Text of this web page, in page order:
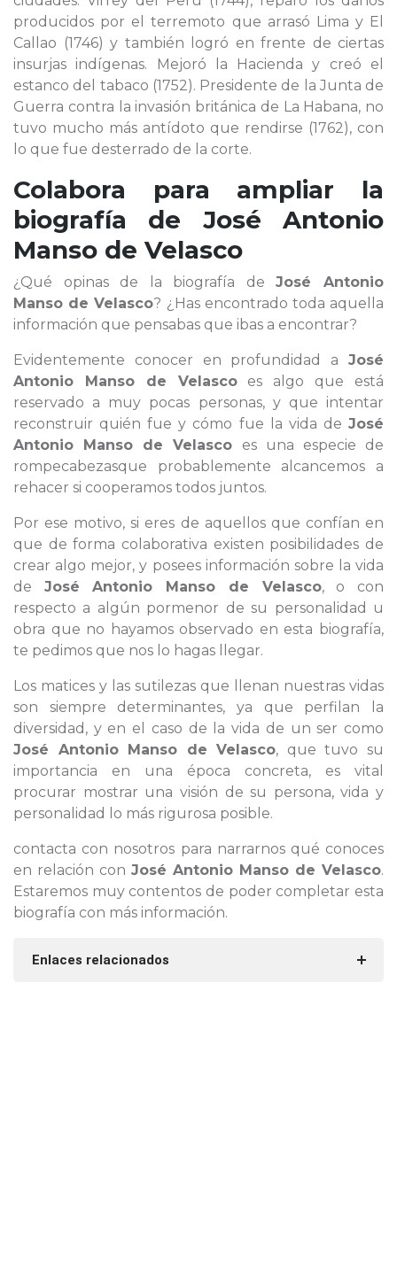
producidos por el terremoto que arrasó Lima y El
Callao (1746) y también logró en frente de ciertas
insurjas indígenas. Mejoró la Hacienda y creó el
estanco del tabaco (1752). Presidente de la Junta de
Guerra contra la invasión británica de La Habana, no
tuvo mucho más antídoto que rendirse (1762), con
lo que fue desterrado de la corte.
Colabora para ampliar la
biografía de José Antonio
Manso de Velasco
¿Qué opinas de la biografía deJosé Antonio
Manso de Velasco? ¿Has encontrado toda aquella
información que pensabas que ibas a encontrar?
Evidentemente conocer en profundidad a José
Antonio Manso de Velascoes algo que está
reservado a muy pocas personas, y que intentar
reconstruir quién fue y cómo fue la vida de José
Antonio Manso de Velasco es una especie de
rompecabezasque probablemente alcancemos a
rehacer si cooperamos todos juntos.
Por ese motivo, si eres de aquellos que confían en
que de forma colaborativa existen posibilidades de
crear algo mejor, y posees información sobre la vida
de José Antonio Manso de Velasco, o con
respecto a algún pormenor de su personalidad u
obra que no hayamos observado en esta biografía,
te pedimos que nos lo hagas llegar.
Los matices y las sutilezas que llenan nuestras vidas
son siempre determinantes, ya que perfilan la
diversidad, y en el caso de la vida de un ser como
José Antonio Manso de Velasco, que tuvo su
importancia en una época concreta, es vital
procurar mostrar una visión de su persona, vida y
personalidad lo más rigurosa posible.
contacta con nosotros para narrarnos qué conoces
en relación con José Antonio Manso de Velasco.
Estaremos muy contentos de poder completar esta
biografía con más información.
Enlaces relacionados